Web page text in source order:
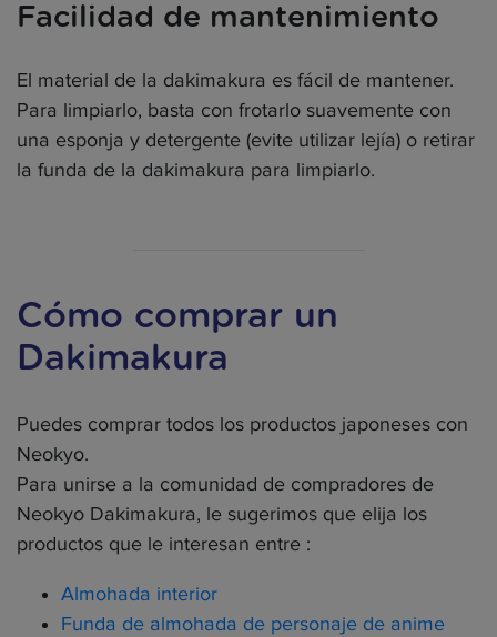
Facilidad de mantenimiento
El material de la dakimakura es fácil de mantener.
Para limpiarlo, basta con frotarlo suavemente con
una esponja y detergente (evite utilizar lejía) o retirar
la funda de la dakimakura para limpiarlo.
Cómo comprar un
Dakimakura
Puedes comprar todos los productos japoneses con
Neokyo.
Para unirse a la comunidad de compradores de
Neokyo Dakimakura, le sugerimos que elija los
productos que le interesan entre :
Almohada interior
Funda de almohada de personaje de anime